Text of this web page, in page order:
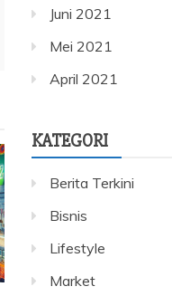
Juni 2021
Mei 2021
April 2021
KATEGORI
Berita Terkini
Bisnis
Lifestyle
Market